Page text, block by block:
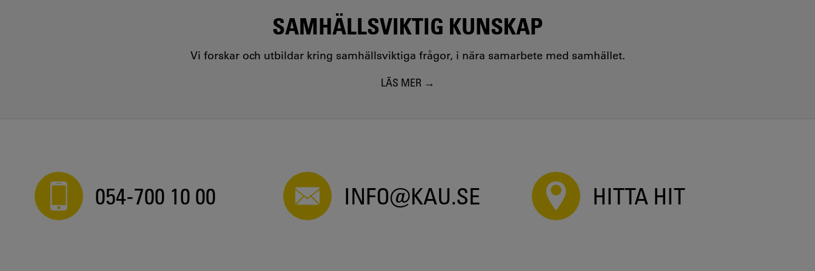
SAMHÄLLSVIKTIG KUNSKAP
Vi forskar och utbildar kring samhällsviktiga frågor, i nära samarbete med samhället.
LÄS MER
054-700 10 00 INFO@KAU.SE HITTA HIT